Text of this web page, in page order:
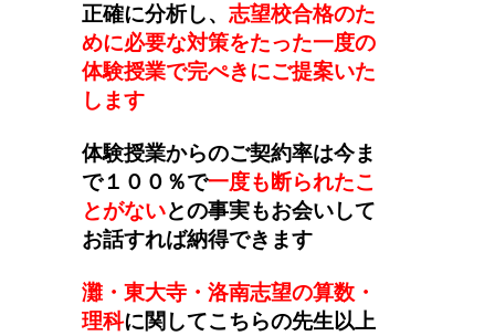
正確に分析し、 志望校合格のた
めに必要な対策をたった一度の
体験授業で完ぺきにご提案いた
します
体験授業からのご契約率は今ま
で１００％で一度も断られたこ
とがないとの事実もお会いして
お話すれば納得できます
灘・東大寺・洛南志望の算数・
理科に関してこちらの先生以上